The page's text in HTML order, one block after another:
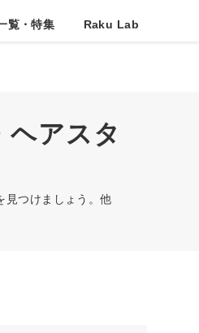
覧・特集 Raku Lab
アスタ
見つけましょう。他